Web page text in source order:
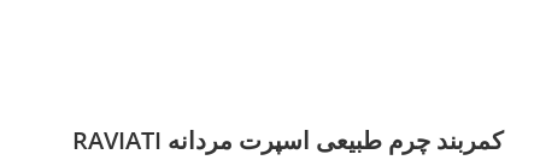
کمربند چرم طبیعی اسپرت مردانه RAVIATI